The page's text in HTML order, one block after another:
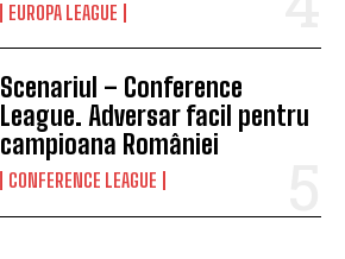
EUROPA LEAGUE
Scenariul – Conference
League. Adversar facil pentru
campioana României
CONFERENCE LEAGUE